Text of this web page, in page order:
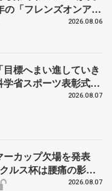
「フレンズオンアイ
ん、有川梨絵さん、
2026.08.06
標へまい進していき
省スポーツ表彰式で
2026.08.07
ーカップ欠場を発表
ルス杯は腰痛の影響
2026.08.07